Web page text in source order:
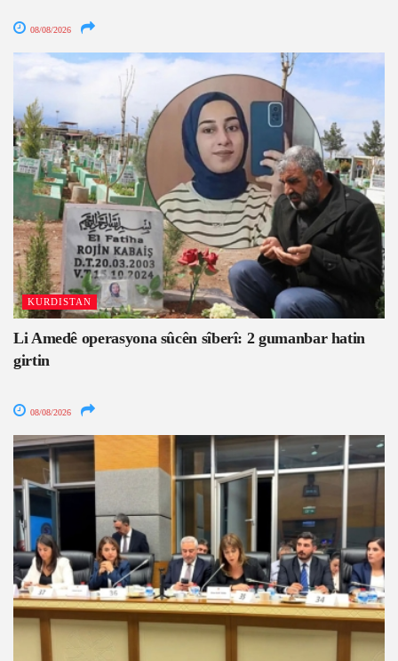
08/08/2026
KURDISTAN
Li Amedê operasyona sûcên sîberî: 2 gumanbar hatin
girtin
08/08/2026